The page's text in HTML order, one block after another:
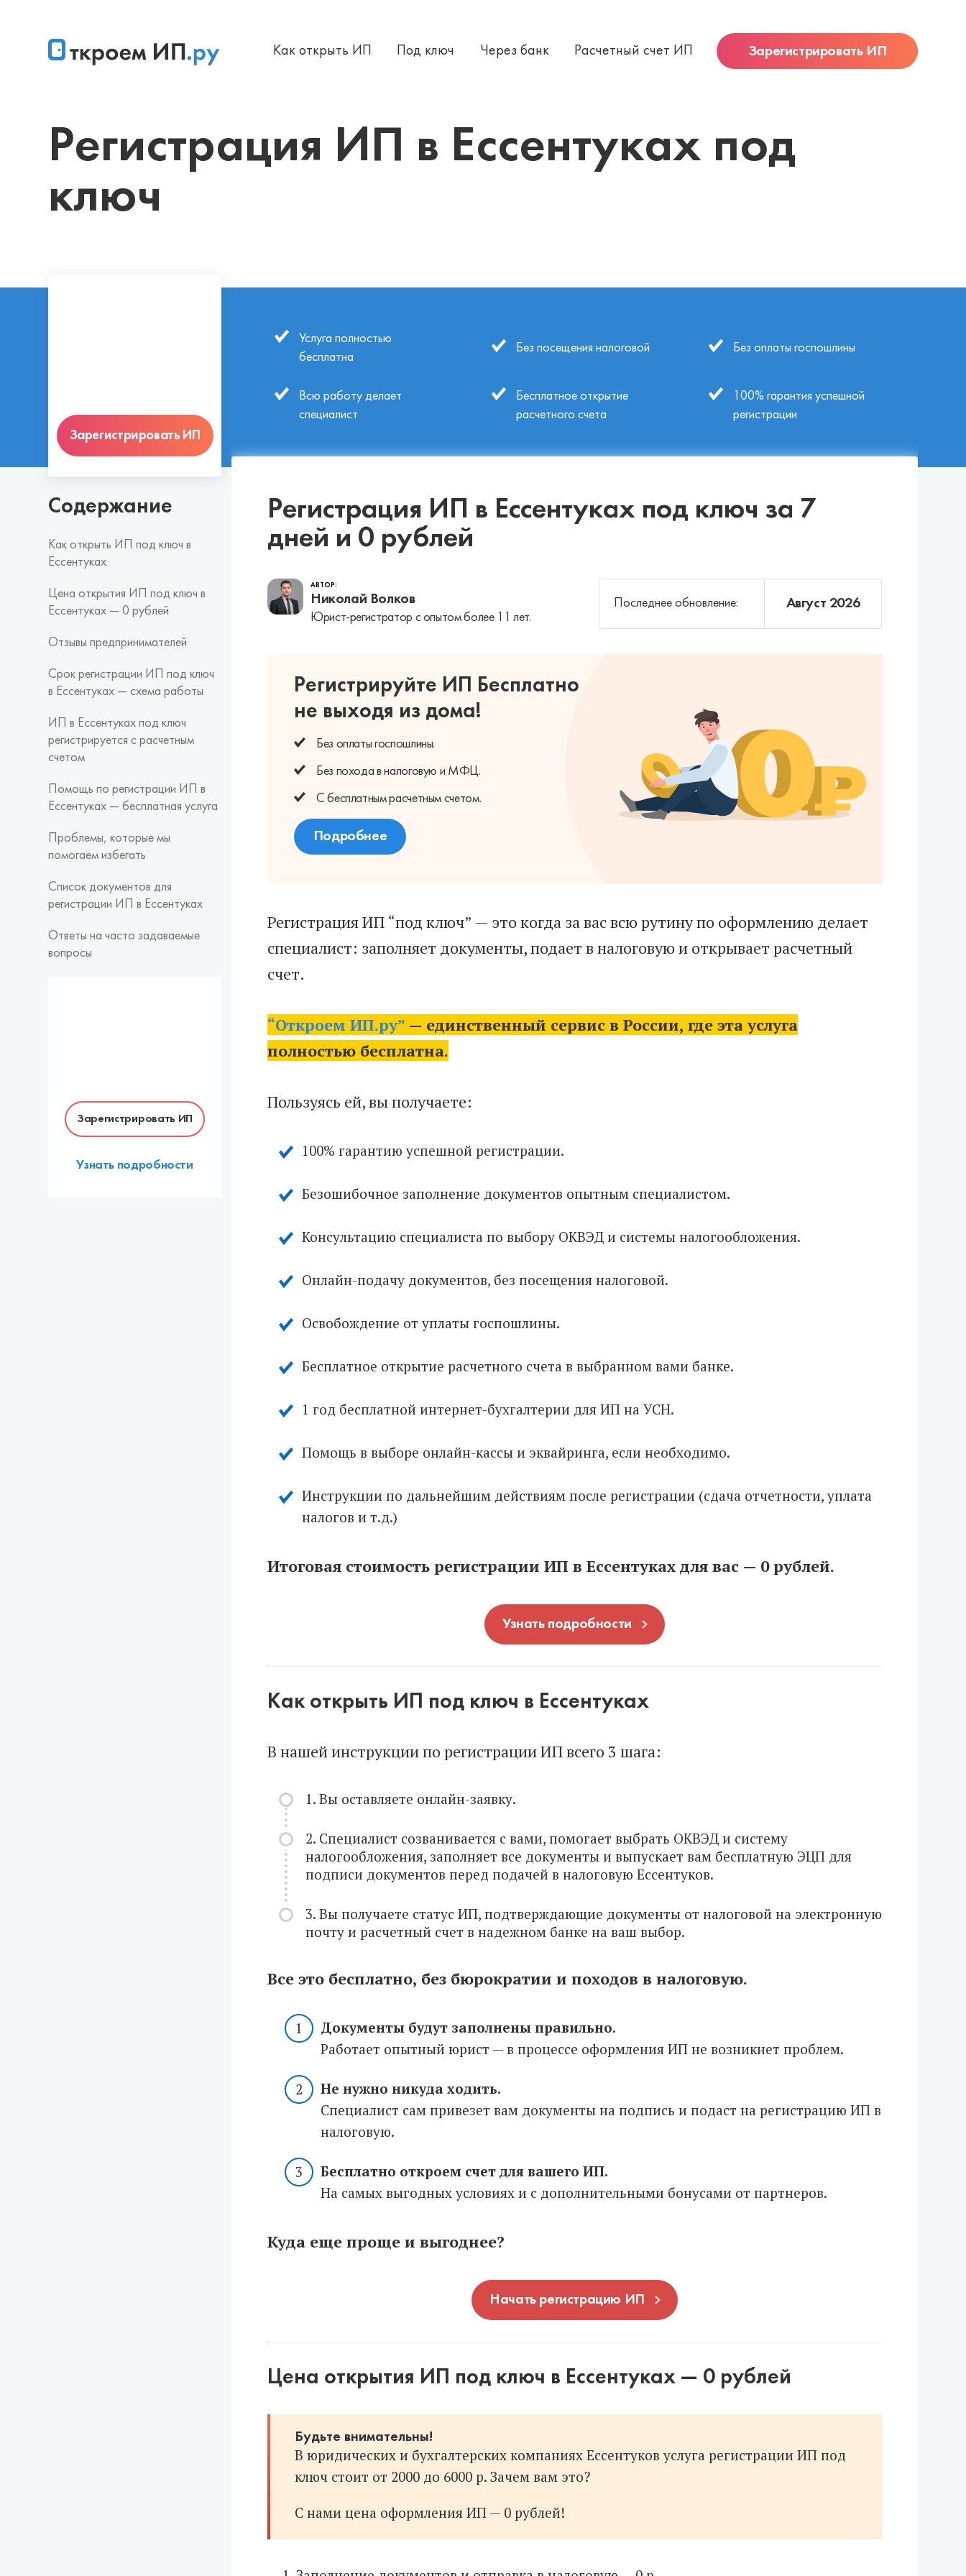
Как открыть ИП Под ключ Через банк Расчетный счет ИП Зарегистрировать ИП
Регистрация ИП в Ессентуках под
ключ
Зарегистрировать ИП
Содержание
Как открыть ИП под ключ в
Ессентуках
Цена открытия ИП под ключ в
Ессентуках — 0 рублей
Отзывы предпринимателей
Срок регистрации ИП под ключ
в Ессентуках — схема работы
ИП в Ессентуках под ключ
регистрируется с расчетным
счетом
Помощь по регистрации ИП в
Ессентуках — бесплатная услуга
Проблемы, которые мы
помогаем избегать
Список документов для
регистрации ИП в Ессентуках
Ответы на часто задаваемые
вопросы
Зарегистрировать ИП
Узнать подробности
Услуга полностью
бесплатна
Без посещения налоговой Без оплаты госпошлины
Всю работу делает
специалист
Бесплатное открытие
расчетного счета
100% гарантия успешной
регистрации
Регистрация ИП в Ессентуках под ключ за 7
дней и 0 рублей
АВТОР:
Николай Волков
Юрист-регистратор с опытом более 11 лет.
Последнее обновление: Август 2026
Регистрируйте ИП Бесплатно
не выходя из дома!
Без оплатыгоспошлины.
Без походав налоговую и МФЦ.
С бесплатнымрасчетным счетом.
Подробнее
Регистрация ИП “под ключ” — это когда за вас всю рутину по оформлению делает
специалист: заполняет документы, подает в налоговую и открывает расчетный
счет.
“Откроем ИП.ру” — единственный сервис в России, где эта услуга
полностью бесплатна.
Пользуясь ей, вы получаете:
100% гарантию успешной регистрации.
Безошибочное заполнение документов опытным специалистом.
Консультацию специалиста по выбору ОКВЭД и системы налогообложения.
Онлайн-подачу документов, без посещения налоговой.
Освобождение от уплаты госпошлины.
Бесплатное открытие расчетного счета в выбранном вами банке.
1 год бесплатной интернет-бухгалтерии для ИП на УСН.
Помощь в выборе онлайн-кассы и эквайринга, если необходимо.
Инструкции по дальнейшим действиям после регистрации (сдача отчетности, уплата
налогов и т.д.)
Итоговая стоимость регистрации ИП в Ессентуках для вас — 0 рублей.
Узнать подробности
Как открыть ИП под ключ в Ессентуках
В нашей инструкции по регистрации ИП всего 3 шага:
1. Вы оставляете онлайн-заявку.
2. Специалист созванивается с вами, помогает выбрать ОКВЭД и систему
налогообложения, заполняет все документы и выпускает вам бесплатную ЭЦП для
подписи документов перед подачей в налоговую Ессентуков.
3. Вы получаете статус ИП, подтверждающие документы от налоговой на электронную
почту и расчетный счет в надежном банке на ваш выбор.
Все это бесплатно, без бюрократии и походов в налоговую.
Документы будут заполнены правильно.
Работает опытный юрист — в процессе оформления ИП не возникнет проблем.
Не нужно никуда ходить.
Специалист сам привезет вам документы на подпись и подаст на регистрацию ИП в
налоговую.
Бесплатно откроем счет для вашего ИП.
На самых выгодных условиях и с дополнительными бонусами от партнеров.
Куда еще проще и выгоднее?
Начать регистрацию ИП
Цена открытия ИП под ключ в Ессентуках — 0 рублей
Будьте внимательны!
В юридических и бухгалтерских компаниях Ессентуков услуга регистрации ИП под
ключ стоит от 2000 до 6000 р. Зачем вам это?
С нами цена оформления ИП — 0 рублей!